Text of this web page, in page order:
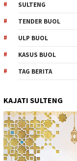
SULTENG
TENDER BUOL
ULP BUOL
KASUS BUOL
TAG BERITA
KAJATI SULTENG